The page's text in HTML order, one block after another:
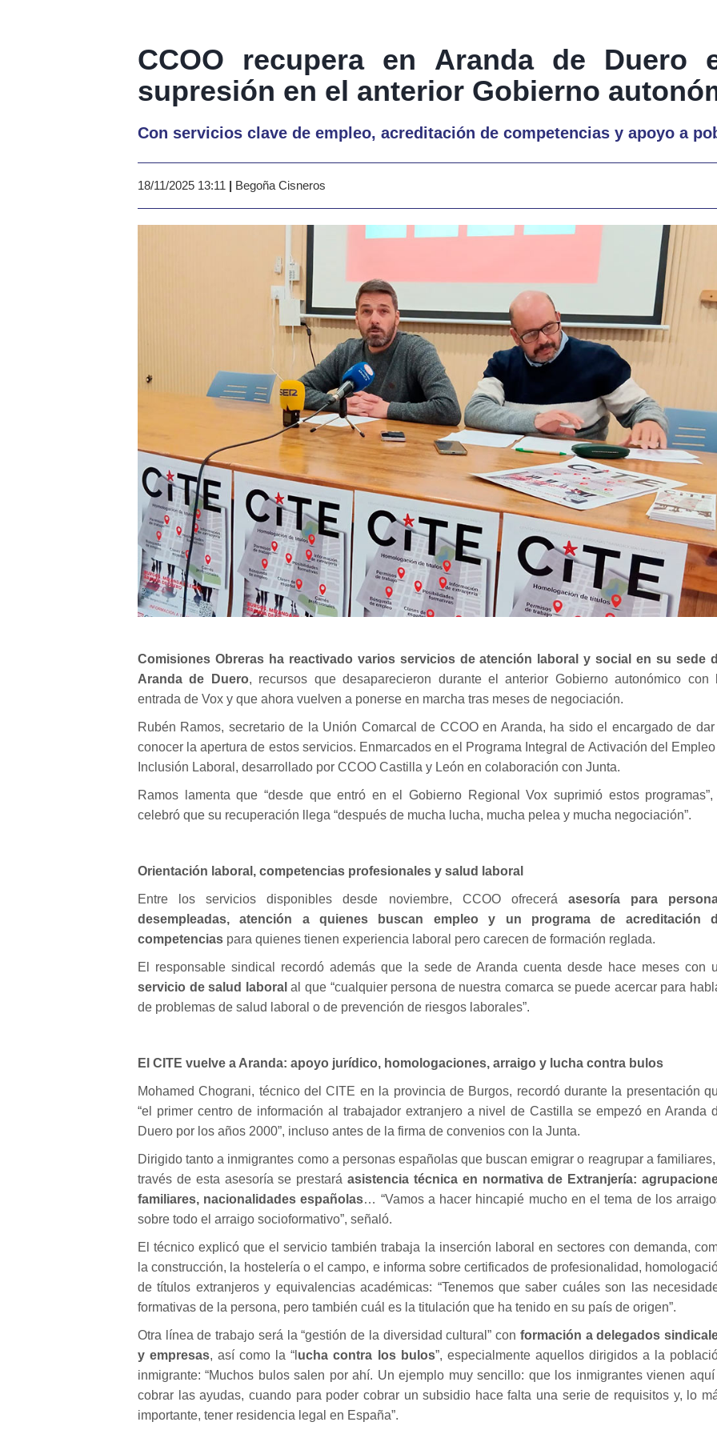
CCOO recupera en Aranda de Duero
supresión en el anterior Gobierno
Con servicios clave de empleo, acreditación de competencias y apoyo a
18/11/2025 13:11 | Begoña Cisneros
Comisiones Obreras ha reactivado varios servicios de atención laboral y social en su sede
Aranda de Duero, recursos que desaparecieron durante el anterior Gobierno autonómico con
entrada de Vox y que ahora vuelven a ponerse en marcha tras meses de negociación.
Rubén Ramos, secretario de la Unión Comarcal de CCOO en Aranda, ha sido el encargado de dar
conocer la apertura de estos servicios. Enmarcados en el Programa Integral de Activación del
Inclusión Laboral, desarrollado por CCOO Castilla y León en colaboración con Junta.
Ramos lamenta que “desde que entró en el Gobierno Regional Vox suprimió estos
celebró que su recuperación llega “después de mucha lucha, mucha pelea y mucha negociación”.
Orientación laboral, competencias profesionales y salud laboral
Entre los servicios disponibles desde noviembre, CCOO ofrecerá asesoría para
desempleadas, atención a quienes buscan empleo y un programa de acreditación
competencias para quienes tienen experiencia laboral pero carecen de formación reglada.
El responsable sindical recordó además que la sede de Aranda cuenta desde hace meses con
servicio de salud laboralal que “cualquier persona de nuestra comarca se puede acercar para
de problemas de salud laboral o de prevención de riesgos laborales”.
El CITE vuelve a Aranda: apoyo jurídico, homologaciones, arraigo y lucha contra bulos
Mohamed Chograni, técnico del CITE en la provincia de Burgos, recordó durante la presentación
“el primer centro de información al trabajador extranjero a nivel de Castilla se empezó en Aranda
Duero por los años 2000”, incluso antes de la firma de convenios con la Junta.
Dirigido tanto a inmigrantes como a personas españolas que buscan emigrar o reagrupar a familiares,
través de esta asesoría se prestará asistencia técnica en normativa de Extranjería:
familiares, nacionalidades españolas… “Vamos a hacer hincapié mucho en el tema de los
sobre todo el arraigo socioformativo”, señaló.
El técnico explicó que el servicio también trabaja la inserción laboral en sectores con demanda,
la construcción, la hostelería o el campo, e informa sobre certificados de profesionalidad,
de títulos extranjeros y equivalencias académicas: “Tenemos que saber cuáles son las
formativas de la persona, pero también cuál es la titulación que ha tenido en su país de origen”.
Otra línea de trabajo será la “gestión de la diversidad cultural” con formación a delegados
y empresas, así como la “l ucha contra los bulos”, especialmente aquellos dirigidos a la
inmigrante: “Muchos bulos salen por ahí. Un ejemplo muy sencillo: que los inmigrantes vienen aquí
cobrar las ayudas, cuando para poder cobrar un subsidio hace falta una serie de requisitos y, lo
importante, tener residencia legal en España”.